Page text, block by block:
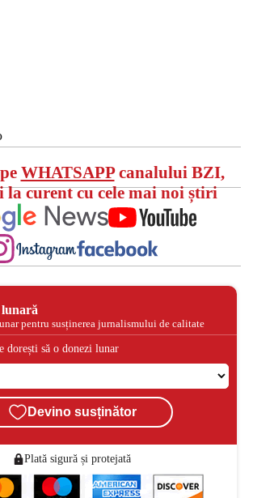
WHATSAPPcanalului BZI,
la curent cu cele mai noi știri
pentru susținerea jurnalismului de calitate
dorești să o donezi lunar
Devino susținător
Plată sigură și protejată